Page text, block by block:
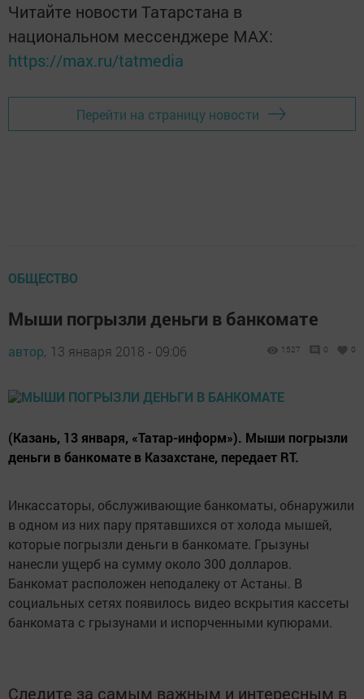
Читайте новости Татарстана в
национальном мессенджере MАХ:
https://max.ru/tatmedia
Перейти на страницу новости
ОБЩЕСТВО
Мыши погрызли деньги в банкомате
автор, 13 января 2018 - 09:06 1527 0 0
(Казань, 13 января, «Татар-информ»). Мыши погрызли
деньги в банкомате в Казахстане, передает RT.
Инкассаторы, обслуживающие банкоматы, обнаружили
в одном из них пару прятавшихся от холода мышей,
которые погрызли деньги в банкомате. Грызуны
нанесли ущерб на сумму около 300 долларов.
Банкомат расположен неподалеку от Астаны. В
социальных сетях появилось видео вскрытия кассеты
банкомата с грызунами и испорченными купюрами.
Следите за самым важным и интересным в